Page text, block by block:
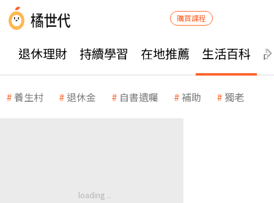
購買課程
退休理財 持續學習 在地推薦 生活百科
養生村 退休金 自書遺囑 補助 獨老